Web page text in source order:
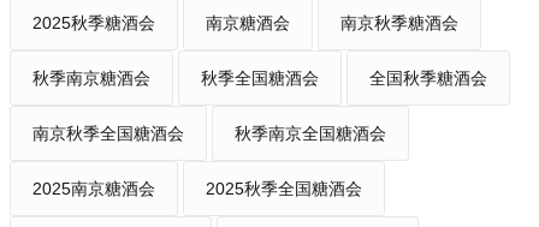
2025秋季糖酒会 南京糖酒会 南京秋季糖酒会
秋季南京糖酒会 秋季全国糖酒会 全国秋季糖酒会
南京秋季全国糖酒会 秋季南京全国糖酒会
2025南京糖酒会 2025秋季全国糖酒会